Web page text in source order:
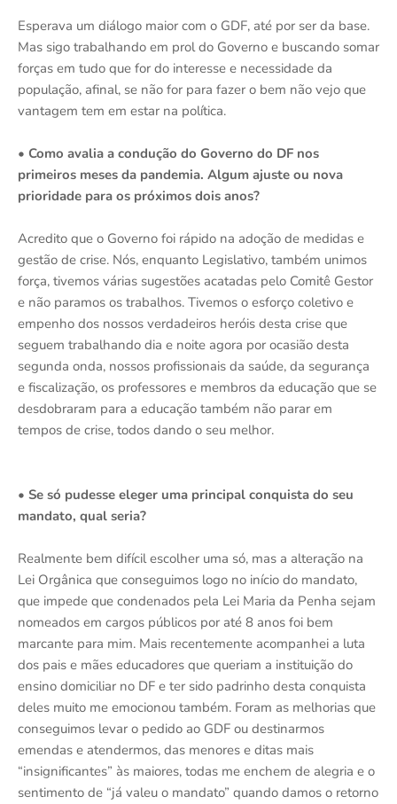
Esperava um diálogo maior com o GDF, até por ser da base.
Mas sigo trabalhando em prol do Governo e buscando somar
forças em tudo que for do interesse e necessidade da
população, afinal, se não for para fazer o bem não vejo que
vantagem tem em estar na política.
• Como avalia a condução do Governo do DF nos
primeiros meses da pandemia. Algum ajuste ou nova
prioridade para os próximos dois anos?
Acredito que o Governo foi rápido na adoção de medidas e
gestão de crise. Nós, enquanto Legislativo, também unimos
força, tivemos várias sugestões acatadas pelo Comitê Gestor
e não paramos os trabalhos. Tivemos o esforço coletivo e
empenho dos nossos verdadeiros heróis desta crise que
seguem trabalhando dia e noite agora por ocasião desta
segunda onda, nossos profissionais da saúde, da segurança
e fiscalização, os professores e membros da educação que se
desdobraram para a educação também não parar em
tempos de crise, todos dando o seu melhor.
• Se só pudesse eleger uma principal conquista do seu
mandato, qual seria?
Realmente bem difícil escolher uma só, mas a alteração na
Lei Orgânica que conseguimos logo no início do mandato,
que impede que condenados pela Lei Maria da Penha sejam
nomeados em cargos públicos por até 8 anos foi bem
marcante para mim. Mais recentemente acompanhei a luta
dos pais e mães educadores que queriam a instituição do
ensino domiciliar no DF e ter sido padrinho desta conquista
deles muito me emocionou também. Foram as melhorias que
conseguimos levar o pedido ao GDF ou destinarmos
emendas e atendermos, das menores e ditas mais
“insignificantes” às maiores, todas me enchem de alegria e o
sentimento de “já valeu o mandato” quando damos o retorno